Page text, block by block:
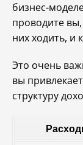
бизнес-
проводите вы,
них ходить, и
Это очень
вы
структуру